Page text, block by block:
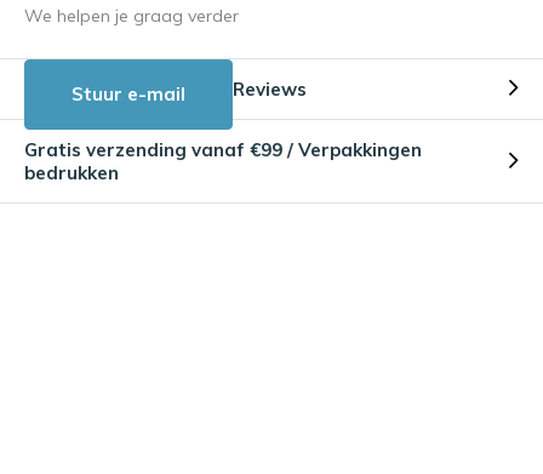
We helpen je graag verder
Stuur e-mail Reviews
Gratis verzending vanaf €99 / Verpakkingen
bedrukken